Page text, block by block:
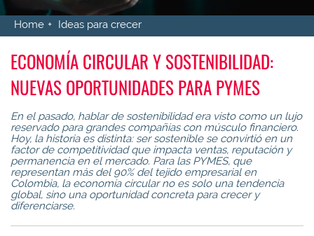
Home Ideas para crecer
ECONOMÍA CIRCULAR Y SOSTENIBILIDAD:
NUEVAS OPORTUNIDADES PARA PYMES
En el pasado, hablar de sostenibilidad era visto como un lujo
reservado para grandes compañías con músculo financiero.
Hoy, la historia es distinta: ser sostenible se convirtió en un
factor de competitividad que impacta ventas, reputación y
permanencia en el mercado. Para las PYMES, que
representan más del 90% del tejido empresarial en
Colombia, la economía circular no es solo una tendencia
global, sino una oportunidad concreta para crecer y
diferenciarse.